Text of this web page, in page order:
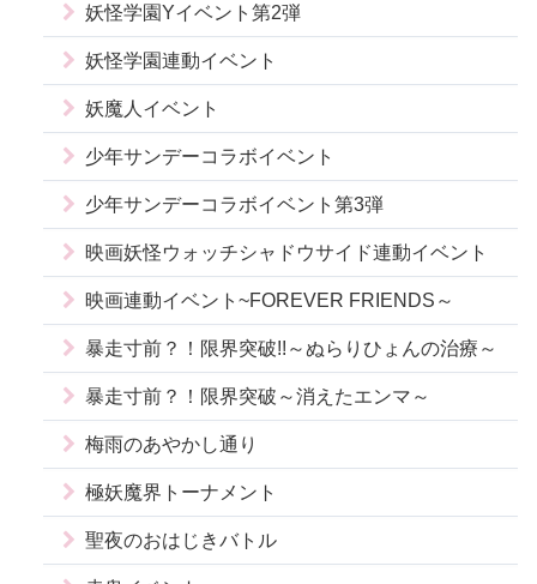
妖怪学園Yイベント第2弾
妖怪学園連動イベント
妖魔人イベント
少年サンデーコラボイベント
少年サンデーコラボイベント第3弾
映画妖怪ウォッチシャドウサイド連動イベント
映画連動イベント~FOREVER FRIENDS～
暴走寸前？！限界突破!!～ぬらりひょんの治療～
暴走寸前？！限界突破～消えたエンマ～
梅雨のあやかし通り
極妖魔界トーナメント
聖夜のおはじきバトル